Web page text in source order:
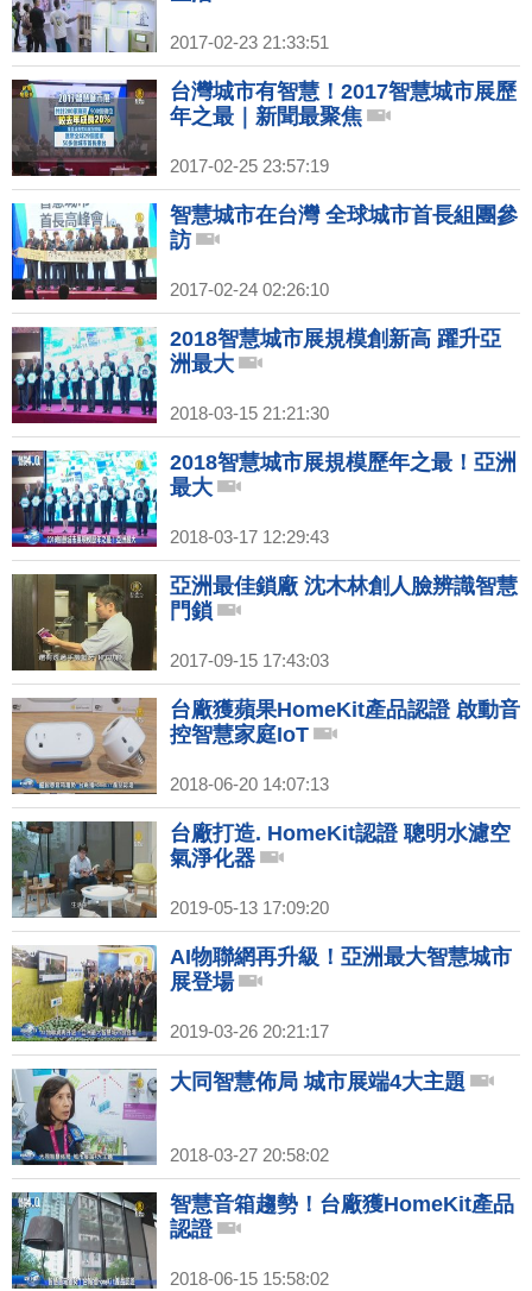
2017-02-23 21:33:51
台灣城市有智慧！2017智慧城市展歷
年之最｜新聞最聚焦
2017-02-25 23:57:19
智慧城市在台灣 全球城市首長組團參
訪
2017-02-24 02:26:10
2018智慧城市展規模創新高 躍升亞
洲最大
2018-03-15 21:21:30
2018智慧城市展規模歷年之最！亞洲
最大
2018-03-17 12:29:43
亞洲最佳鎖廠 沈木林創人臉辨識智慧
門鎖
2017-09-15 17:43:03
台廠獲蘋果HomeKit產品認證 啟動音
控智慧家庭IoT
2018-06-20 14:07:13
台廠打造. HomeKit認證 聰明水濾空
氣淨化器
2019-05-13 17:09:20
AI物聯網再升級！亞洲最大智慧城市
展登場
2019-03-26 20:21:17
大同智慧佈局 城市展端4大主題
2018-03-27 20:58:02
智慧音箱趨勢！台廠獲HomeKit產品
認證
2018-06-15 15:58:02